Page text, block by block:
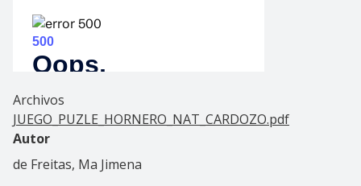
Archivos
JUEGO_PUZLE_HORNERO_NAT_CARDOZO.pdf
Autor
de Freitas, Ma Jimena